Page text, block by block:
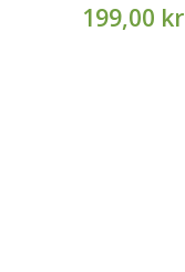
199,00 kr